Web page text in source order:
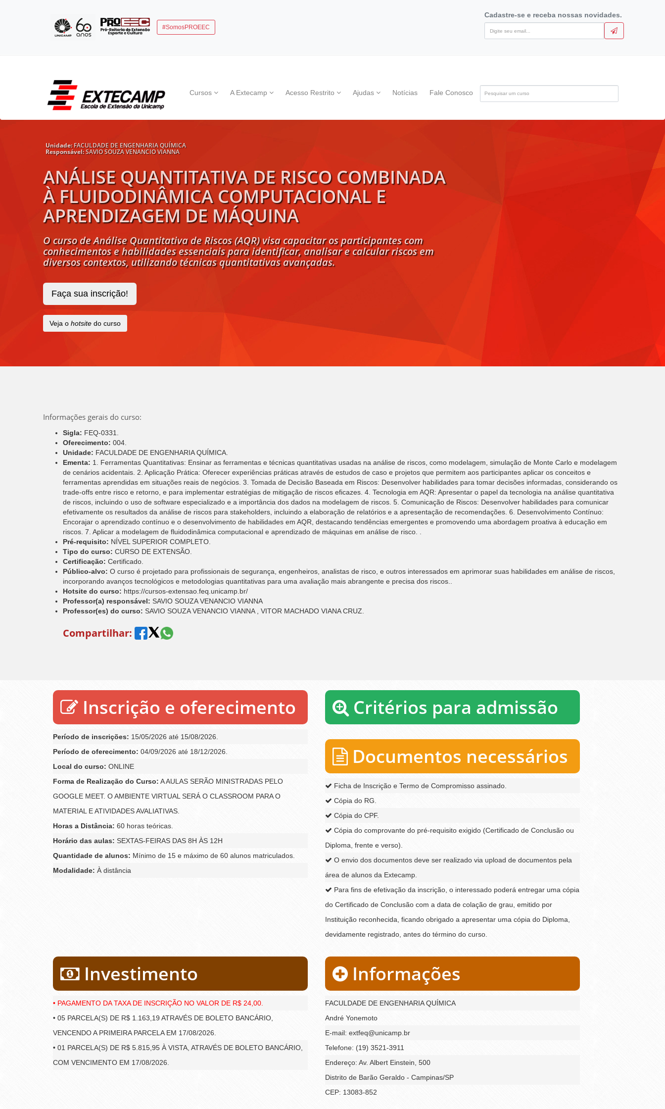
#SomosPROEEC
Cadastre-se e receba nossas novidades.
Cursos A Extecamp Acesso Restrito Ajudas Notícias Fale Conosco
pelo
do
Unidade:FACULDADE DE ENGENHARIA QUÍMICA
Responsável:SAVIO SOUZA VENANCIO VIANNA
ANÁLISE QUANTITATIVA DE RISCO COMBINADA
À FLUIDODINÂMICA COMPUTACIONAL E
APRENDIZAGEM DE MÁQUINA
O curso de Análise Quantitativa de Riscos (AQR) visa capacitar os participantes com
conhecimentos e habilidades essenciais para identificar, analisar e calcular riscos em
diversos contextos, utilizando técnicas quantitativas avançadas.
Faça sua inscrição!
Veja o hotsite do curso
Informações gerais do curso:
Sigla: FEQ-0331.
Oferecimento: 004.
Unidade: FACULDADE DE ENGENHARIA QUÍMICA.
Ementa: 1. Ferramentas Quantitativas: Ensinar as ferramentas e técnicas quantitativas usadas na análise de riscos, como modelagem, simulação de Monte Carlo e modelagem
de cenários acidentais. 2. Aplicação Prática: Oferecer experiências práticas através de estudos de caso e projetos que permitem aos participantes aplicar os conceitos e
ferramentas aprendidas em situações reais de negócios. 3. Tomada de Decisão Baseada em Riscos: Desenvolver habilidades para tomar decisões informadas, considerando os
trade-offs entre risco e retorno, e para implementar estratégias de mitigação de riscos eficazes. 4. Tecnologia em AQR: Apresentar o papel da tecnologia na análise quantitativa
de riscos, incluindo o uso de software especializado e a importância dos dados na modelagem de riscos. 5. Comunicação de Riscos: Desenvolver habilidades para comunicar
efetivamente os resultados da análise de riscos para stakeholders, incluindo a elaboração de relatórios e a apresentação de recomendações. 6. Desenvolvimento Contínuo:
Encorajar o aprendizado contínuo e o desenvolvimento de habilidades em AQR, destacando tendências emergentes e promovendo uma abordagem proativa à educação em
riscos. 7. Aplicar a modelagem de fluidodinâmica computacional e aprendizado de máquinas em análise de risco. .
Pré-requisito: NÍVEL SUPERIOR COMPLETO.
Tipo do curso: CURSO DE EXTENSÃO.
Certificação: Certificado.
Público-alvo: O curso é projetado para profissionais de segurança, engenheiros, analistas de risco, e outros interessados em aprimorar suas habilidades em análise de riscos,
incorporando avanços tecnológicos e metodologias quantitativas para uma avaliação mais abrangente e precisa dos riscos..
Hotsite do curso: https://cursos-extensao.feq.unicamp.br/
Professor(a) responsável: SAVIO SOUZA VENANCIO VIANNA
Professor(es) do curso: SAVIO SOUZA VENANCIO VIANNA , VITOR MACHADO VIANA CRUZ.
Compartilhar:
Inscrição e oferecimento
Período de inscrições: 15/05/2026 até 15/08/2026.
Período de oferecimento: 04/09/2026 até 18/12/2026.
Local do curso: ONLINE
Forma de Realização do Curso: A AULAS SERÃO MINISTRADAS PELO
GOOGLE MEET. O AMBIENTE VIRTUAL SERÁ O CLASSROOM PARA O
MATERIAL E ATIVIDADES AVALIATIVAS.
Horas a Distância: 60 horas teóricas.
Horário das aulas: SEXTAS-FEIRAS DAS 8H ÀS 12H
Quantidade de alunos: Mínimo de 15 e máximo de 60 alunos matriculados.
Modalidade: À distância
Critérios para admissão
Documentos necessários
Ficha de Inscrição e Termo de Compromisso assinado.
Cópia do RG.
Cópia do CPF.
Cópia do comprovante do pré-requisito exigido (Certificado de Conclusão ou
Diploma, frente e verso).
O envio dos documentos deve ser realizado via upload de documentos pela
área de alunos da Extecamp.
Para fins de efetivação da inscrição, o interessado poderá entregar uma cópia
do Certificado de Conclusão com a data de colação de grau, emitido por
Instituição reconhecida, ficando obrigado a apresentar uma cópia do Diploma,
devidamente registrado, antes do término do curso.
Investimento
• PAGAMENTO DA TAXA DE INSCRIÇÃO NO VALOR DE R$ 24,00.
• 05 PARCELA(S) DE R$ 1.163,19 ATRAVÉS DE BOLETO BANCÁRIO,
VENCENDO A PRIMEIRA PARCELA EM 17/08/2026.
• 01 PARCELA(S) DE R$ 5.815,95 À VISTA, ATRAVÉS DE BOLETO BANCÁRIO,
COM VENCIMENTO EM 17/08/2026.
Informações
FACULDADE DE ENGENHARIA QUÍMICA
André Yonemoto
E-mail: extfeq@unicamp.br
Telefone: (19) 3521-3911
Endereço: Av. Albert Einstein, 500
Distrito de Barão Geraldo - Campinas/SP
CEP: 13083-852